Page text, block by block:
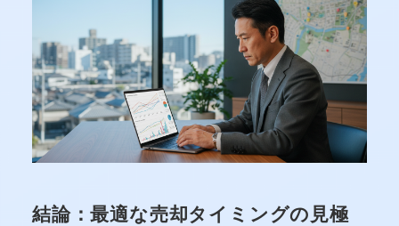
結論：最適な売却タイミングの見極